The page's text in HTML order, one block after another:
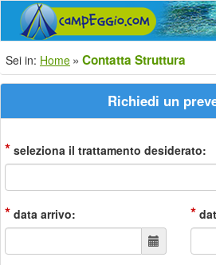
Sei in: Home Contatta Struttura
Richiedi un
* seleziona il trattamento desiderato:
* data arrivo: *